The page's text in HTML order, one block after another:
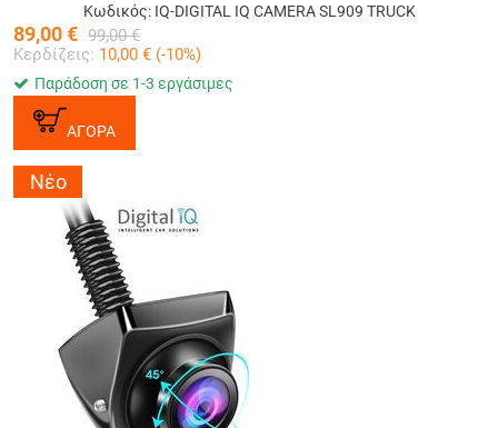
Κωδικός: IQ-DIGITAL IQ CAMERA SL909 TRUCK
89,00€ 99,00 €
Κερδίζεις: 10,00 € (-10%)
Παράδοση σε 1-3 εργάσιμες
ΑΓΟΡΑ
Νέο